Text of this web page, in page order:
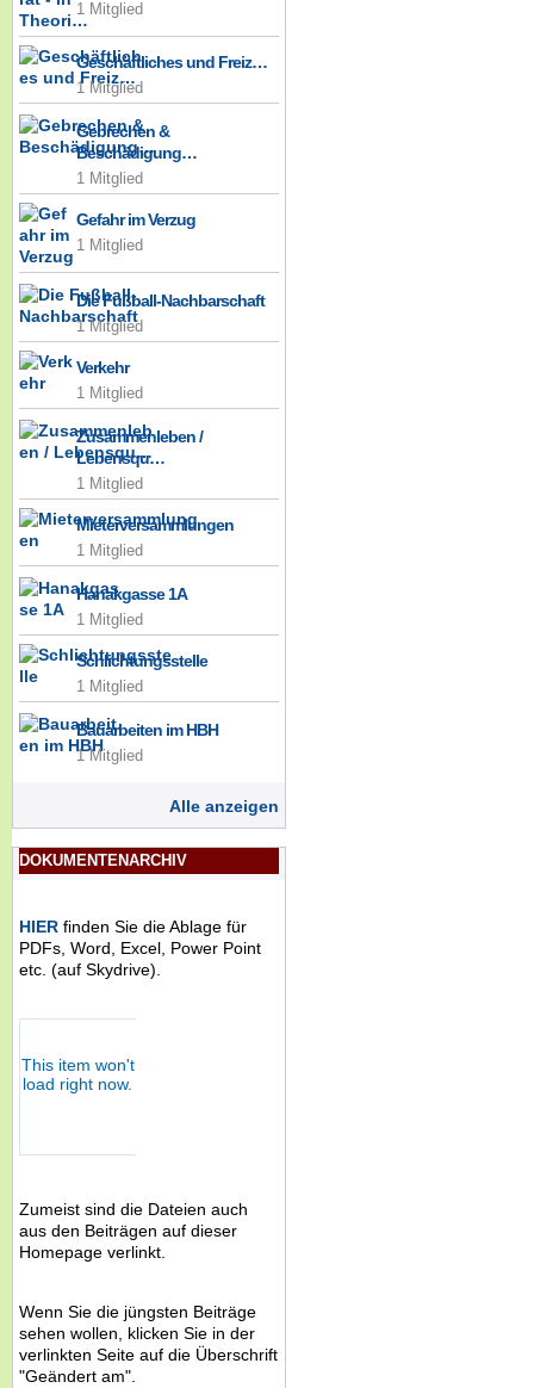
1 Mitglied
Geschäftliches und Freiz…
1 Mitglied
Gebrechen &
Beschädigung…
1 Mitglied
Gefahr im Verzug
1 Mitglied
Die Fußball-Nachbarschaft
1 Mitglied
Verkehr
1 Mitglied
Zusammenleben /
Lebensqu…
1 Mitglied
Mieterversammlungen
1 Mitglied
Hanakgasse 1A
1 Mitglied
Schlichtungsstelle
1 Mitglied
Bauarbeiten im HBH
1 Mitglied
Alle anzeigen
DOKUMENTENARCHIV
HIER finden Sie die Ablage für
PDFs, Word, Excel, Power Point
etc. (auf Skydrive).
Zumeist sind die Dateien auch
aus den Beiträgen auf dieser
Homepage verlinkt.
Wenn Sie die jüngsten Beiträge
sehen wollen, klicken Sie in der
verlinkten Seite auf die Überschrift
"Geändert am".